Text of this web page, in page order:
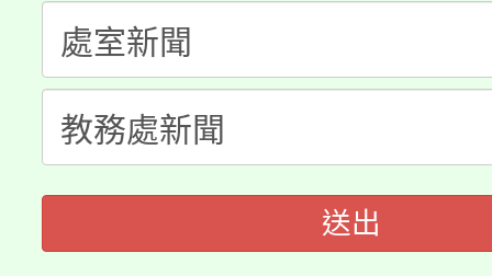
半價優惠，詳情可洽有
者。
份教師增能研習
大溪自造教育及科技中
份教師研習
淨零綠生活教案入校路
會
送出